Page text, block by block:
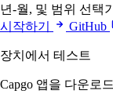
년-월, 및 범위 선택
시작하기
GitHub
장치에서 테스트
Capgo 앱을 다운로